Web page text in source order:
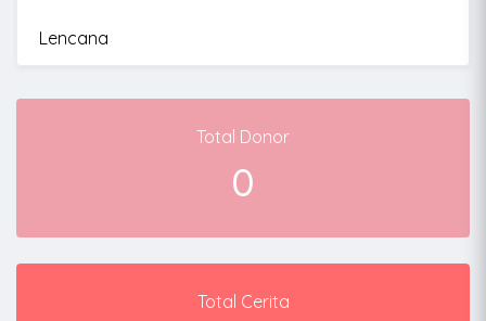
Lencana
Total Donor
0
Total Cerita